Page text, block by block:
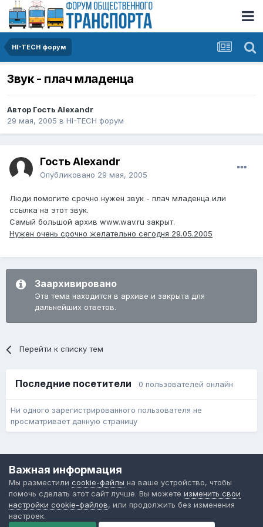
HI-TECH форум
Звук - плач младенца
Автор Гость Alexandr
29 мая, 2005 в HI-TECH форум
Гость Alexandr
Опубликовано 29 мая, 2005
Люди помогите срочно нужен звук - плач младенца или
ссылка на этот звук.
Самый большой архив www.wav.ru закрыт.
Нужен очень срочно желательно сегодня 29.05.2005
Заархивировано
Эта тема находится в архиве и закрыта для
дальнейших ответов.
Перейти к списку тем
Последние посетители 0 пользователей онлайн
Ни одного зарегистрированного пользователя не
просматривает данную страницу
Форум общественного транспорта
Powered by Invision Community
Важная информация
Мы разместили cookie-файлы на ваше устройство, чтобы
помочь сделать этот сайт лучше. Вы можете изменить свои
настройки cookie-файлов, или продолжить без изменения
настроек.